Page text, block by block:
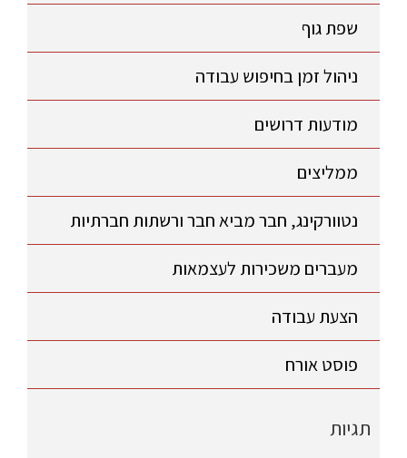
שפת גוף
ניהול זמן בחיפוש עבודה
מודעות דרושים
ממליצים
נטוורקינג, חבר מביא חבר ורשתות חברתיות
מעברים משכירות לעצמאות
הצעת עבודה
פוסט אורח
תגיות